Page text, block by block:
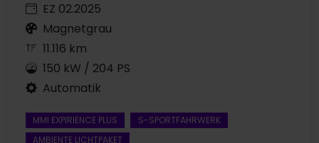
EZ 02.2025
Magnetgrau
11.116 km
150 kW / 204 PS
Automatik
MMI EXPIRIENCE PLUS
S-SPORTFAHRWERK
AMBIENTE LICHTPAKET